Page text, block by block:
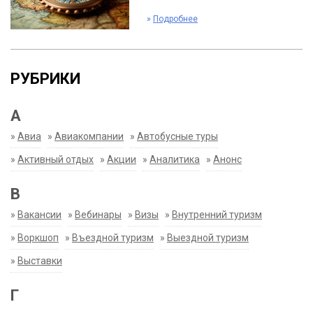
» Подробнее
РУБРИКИ
А
» Авиа » Авиакомпании » Автобусные туры
» Активный отдых » Акции » Аналитика » Анонс
В
» Вакансии » Вебинары » Визы » Внутренний туризм
» Воркшоп » Въездной туризм » Выездной туризм
» Выставки
Г